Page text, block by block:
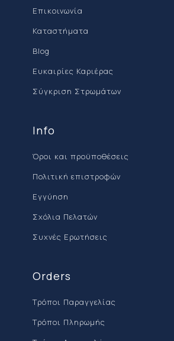
Επικοινωνία
Καταστήματα
Blog
Ευκαιρίες Καριέρας
Σύγκριση Στρωμάτων
Info
Όροι και προϋποθέσεις
Πολιτική επιστροφών
Εγγύηση
Σχόλια Πελατών
Συχνές Ερωτήσεις
Orders
Τρόποι Παραγγελίας
Τρόποι Πληρωμής